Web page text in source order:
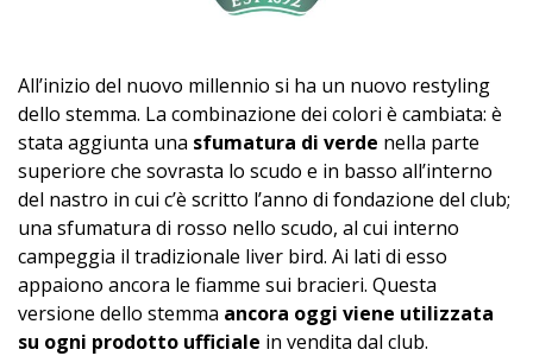
All’inizio del nuovo millennio si ha un nuovo restyling
dello stemma. La combinazione dei colori è cambiata: è
stata aggiunta una sfumatura di verde nella parte
superiore che sovrasta lo scudo e in basso all’interno
del nastro in cui c’è scritto l’anno di fondazione del club;
una sfumatura di rosso nello scudo, al cui interno
campeggia il tradizionale liver bird. Ai lati di esso
appaiono ancora le fiamme sui bracieri. Questa
versione dello stemma ancora oggi viene utilizzata
su ogni prodotto ufficiale in vendita dal club.